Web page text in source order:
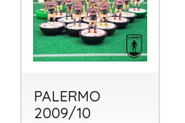
PALERMO
2009/10